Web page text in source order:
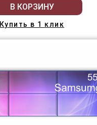
В КОРЗИНУ
Купить в 1 клик